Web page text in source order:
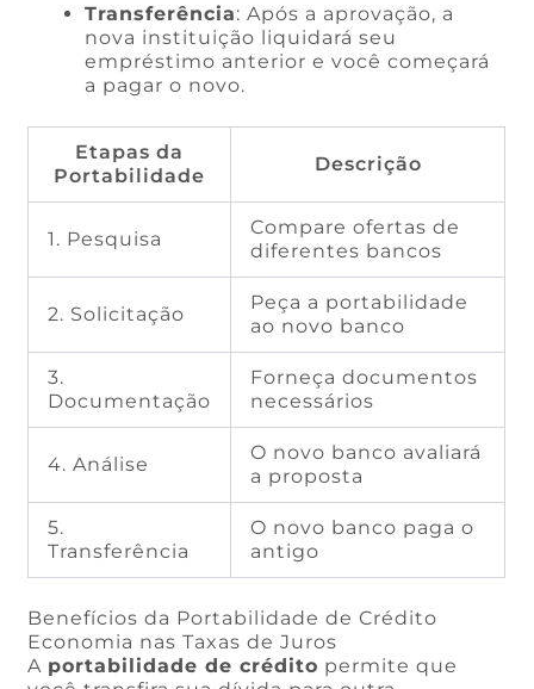
Transferência: Após a aprovação, a
nova instituição liquidará seu
empréstimo anterior e você começará
a pagar o novo.
Etapas da
Portabilidade
Descrição
1. Pesquisa
Compare ofertas de
diferentes bancos
2. Solicitação
Peça a portabilidade
ao novo banco
3.
Documentação
Forneça documentos
necessários
4. Análise
O novo banco avaliará
a proposta
5.
Transferência
O novo banco paga o
antigo
Benefícios da Portabilidade de Crédito
Economia nas Taxas de Juros
A portabilidade de crédito permite que